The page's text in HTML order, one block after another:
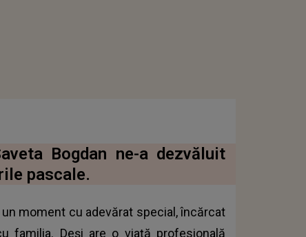
Bogdan ne-a dezvăluit
pascale.
moment cu adevărat special, încărcat
familia. Deși are o viață profesională